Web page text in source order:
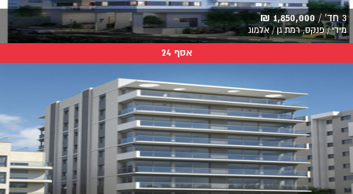
3 חד' / 1,850,000 ₪
מידי / פנקס, רמת גן / אלמוג
אסף 24